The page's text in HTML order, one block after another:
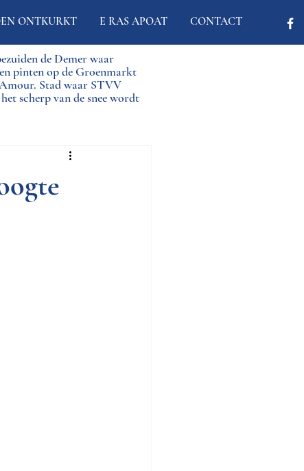
ONTKURKT E RAS APOAT CONTACT
de Demer waar
pinten op de Groenmarkt
Stad waar STVV
scherp van de snee wordt